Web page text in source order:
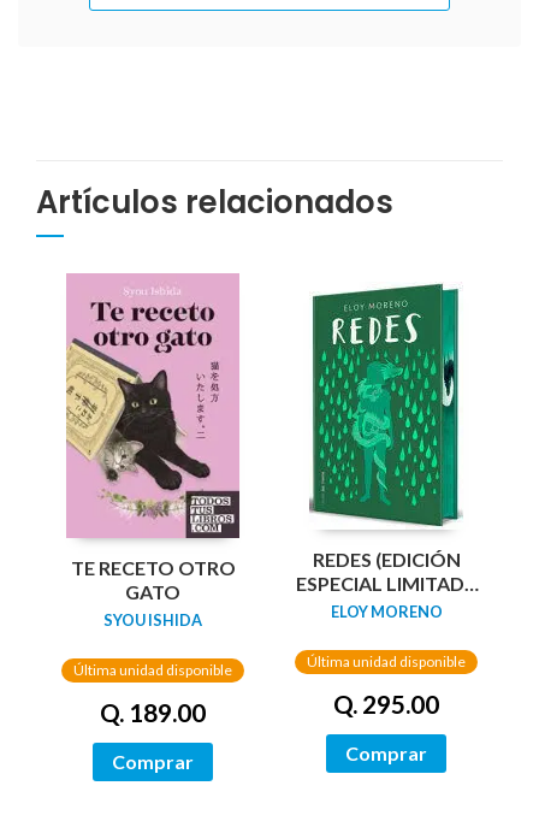
Artículos relacionados
TE RECETO OTRO
GATO
SYOU ISHIDA
Última unidad disponible
Q. 189.00
Comprar
REDES (EDICIÓN
ESPECIAL LIMITADA
GUARDAS DRAGÓN)
ELOY MORENO
Última unidad disponible
Q. 295.00
Comprar